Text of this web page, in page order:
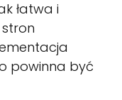
łatwa i
powinna być